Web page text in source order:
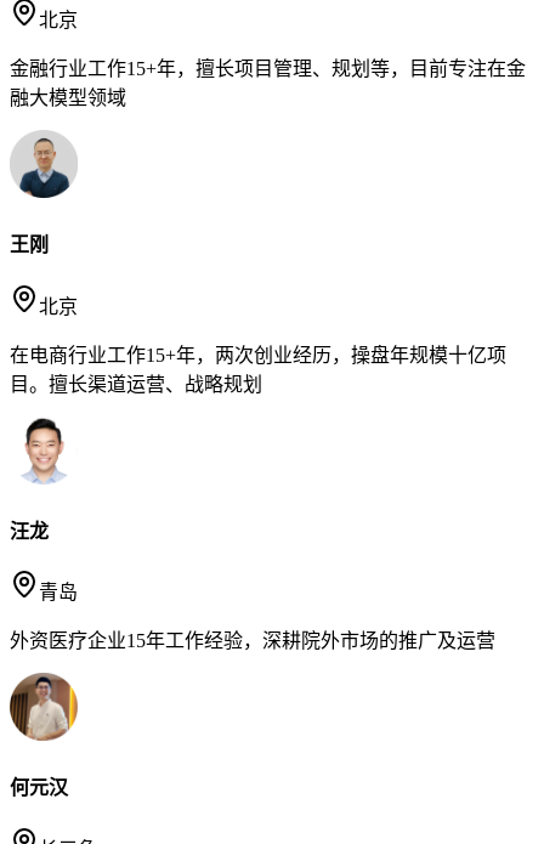
北京
金融行业工作15+年，擅长项目管理、规划等，目前专注在金
融大模型领域
王刚
北京
在电商行业工作15+年，两次创业经历，操盘年规模十亿项
目。擅长渠道运营、战略规划
汪龙
青岛
外资医疗企业15年工作经验，深耕院外市场的推广及运营
何元汉